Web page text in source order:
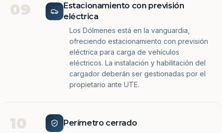
09
Estacionamiento con previsión
eléctrica
Los Dólmenes está en la vanguardia,
ofreciendo estacionamiento con previsión
eléctrica para carga de vehículos
eléctricos. La instalación y habilitación del
cargador deberán ser gestionadas por el
propietario ante UTE.
10 Perímetro cerrado